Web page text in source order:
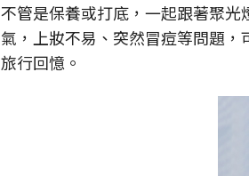
不管是保養或打底，一起跟著聚
氣，上妝不易、突然冒痘等問題
旅行回憶。